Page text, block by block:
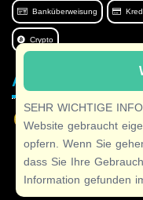
SEHR WICHTIGE
Website gebraucht
opfern. Wenn Sie
dass Sie Ihre
Information gefunden
Banküberweisung
Crypto
Afilnet in Ihrer
Copyright © 2026